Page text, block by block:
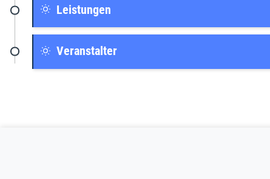
Leistungen
Veranstalter